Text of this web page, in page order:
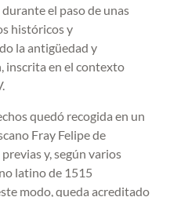
el paso de unas
históricos y
la antigüedad y
inscrita en el contexto
quedó recogida en un
Fray Felipe de
y, según varios
latino de 1515
modo, queda acreditado